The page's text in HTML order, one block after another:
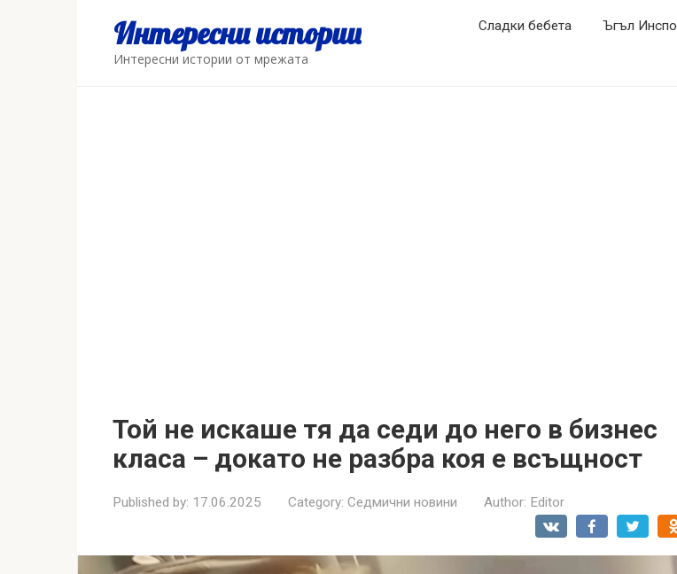
Интересни истории
Интересни истории от мрежата
Сладки бебета Ъгъл Инспо
Той не искаше тя да седи до него в бизнес
класа – докато не разбра коя е всъщност
Published by: 17.06.2025 Category: Седмични новини Author: Editor